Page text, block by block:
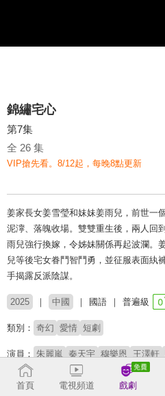
錦繡宅心
第7集
全 26 集
VIP搶先看。8/12起，每晚8點更新
姜家長女姜雪瑩和妹妹姜雨兒，前世一
泥濘、落魄收場。雙雙重生後，兩人回
雨兒強行換嫁，令姊妹關係再起波瀾。
兒等後宅女眷鬥智鬥勇，並征服表面紈
手揭露反派陰謀。
2025 中國 國語 普遍級
類別： 奇幻 愛情 短劇
演員： 朱麗嵐 秦天宇 穆樂恩 王澤軒
# 重生 # 短劇推薦 # 熱門短劇 # 免
首頁 電視頻道 戲劇